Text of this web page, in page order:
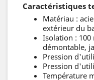
Caractéristiques
Matériau :
extérieur du
Isolation : 100
démontable,
Pression
Pression
Température